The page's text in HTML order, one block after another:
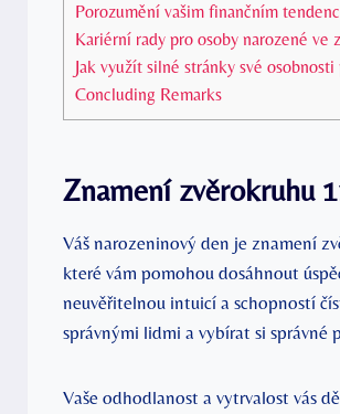
Porozumění vašim finančním
Kariérní rady pro osoby narozené ve
Jak využít silné stránky své
Concluding Remarks
Znamení zvěrokruhu
Váš narozeninový den je znamení
které vám pomohou dosáhnout
neuvěřitelnou intuicí a schopností
správnými lidmi a vybírat si správné
Vaše odhodlanost a vytrvalost vás